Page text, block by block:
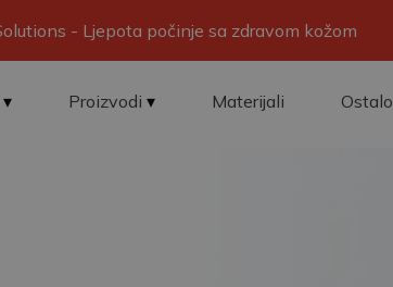
- Ljepota počinje sa zdravom kožom
Proizvodi Materijali Ostalo